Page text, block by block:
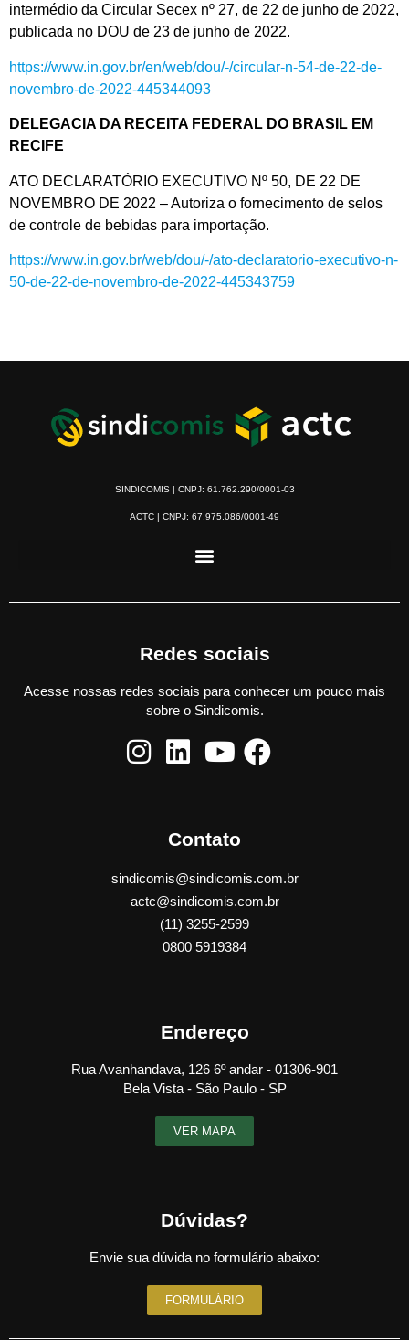
intermédio da Circular Secex nº 27, de 22 de junho de 2022,
publicada no DOU de 23 de junho de 2022.
https://www.in.gov.br/en/web/dou/-/circular-n-54-de-22-de-
novembro-de-2022-445344093
DELEGACIA DA RECEITA FEDERAL DO BRASIL EM
RECIFE
ATO DECLARATÓRIO EXECUTIVO Nº 50, DE 22 DE
NOVEMBRO DE 2022 – Autoriza o fornecimento de selos
de controle de bebidas para importação.
https://www.in.gov.br/web/dou/-/ato-declaratorio-executivo-n-
50-de-22-de-novembro-de-2022-445343759
SINDICOMIS | CNPJ: 61.762.290/0001-03
ACTC | CNPJ: 67.975.086/0001-49
Redes sociais
Acesse nossas redes sociais para conhecer um pouco mais
sobre o Sindicomis.
Contato
sindicomis@sindicomis.com.br
actc@sindicomis.com.br
(11) 3255-2599
0800 5919384
Endereço
Rua Avanhandava, 126 6º andar - 01306-901
Bela Vista - São Paulo - SP
VER MAPA
Dúvidas?
Envie sua dúvida no formulário abaixo:
FORMULÁRIO